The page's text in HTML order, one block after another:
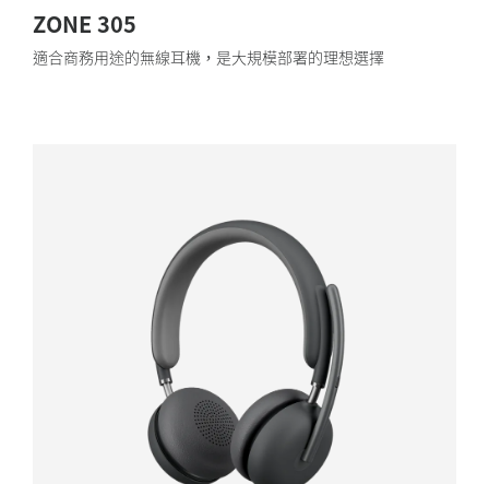
ZONE 305
適合商務用途的無線耳機，是大規模部署的理想選擇